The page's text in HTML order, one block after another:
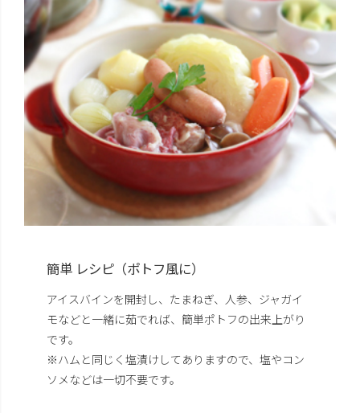
簡単 レシピ（ポトフ風に）
アイスバインを開封し、たまねぎ、人参、ジャガイ
モなどと一緒に茹でれば、簡単ポトフの出来上がり
です。
※ハムと同じく塩漬けしてありますので、塩やコン
ソメなどは一切不要です。